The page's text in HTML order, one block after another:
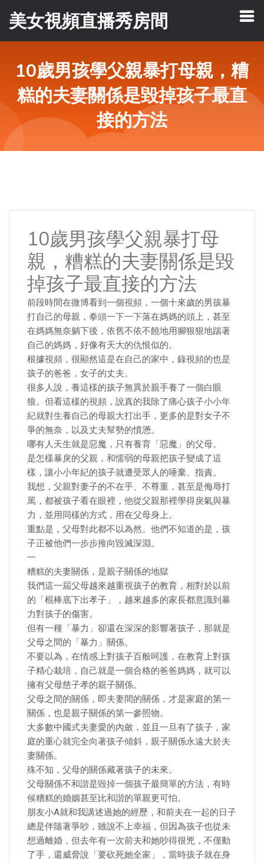
美女視頻直播秀房間
10歲男孩學父親暴打母親，糟
糕的夫妻關係是毀掉孩子最直
接的方法
10歲男孩學父親暴打母
親，糟糕的夫妻關係是毀
掉孩子最直接的方法
前段時間在微博看到一個視頻，一個十來歲的男孩暴
打自己的母親，拳頭一下一下落在媽媽的頭上，甚至
在媽媽無奈躺下後，依舊不依不饒地用腳狠狠地踹著
自己的媽媽，好像有天大的仇恨似的。
根據視頻，很顯然這是在自己的家中，錄視頻的也是
孩子的爸爸，女子的丈夫。
很多人說，養這樣的孩子無異於親手養了一個白眼
狼。但看這樣的視頻，說真的我除了痛心孩子小小年
紀就對生養自己的母親大打出手，更多的是對女子不
爭的無奈，以及丈夫幫勢的憤懣。
哪有人天生就是惡魔，只有養育「惡魔」的父母。
是怎樣暴戾的父親，和懦弱的母親把孩子變成了這
樣，讓小小年紀的孩子就遭受眾人的唾棄、指責。
我想，父親對妻子的不在乎、不尊重，甚至是侮辱打
罵，都被孩子看在眼裡，他從父親那裡學得戾氣與暴
力，並用同樣的方式，用在父母身上。
重點是，父母對此都不以為然。他們不知道的是，孩
子正被他們一步步推向毀滅深淵。
一
糟糕的夫妻關係，是親子關係的地獄
我們這一屆父母越來越重視孩子的教育，相對於以前
的「棍棒底下出孝子」，越來越多的家長都意識到暴
力對孩子的傷害。
但有一種「暴力」卻還在深深的影響著孩子，那就是
父母之間的「暴力」關係。
不要以為，在情感上對孩子百般呵護，在教育上對孩
子精心栽培，自己就是一個合格的爸爸媽媽，就可以
擁有父母慈子孝的親子關係。
父母之間的關係，即夫妻間的關係，才是家庭的第一
關係，也是親子關係的第一參照物。
大多數中國式夫妻愛的內斂，並且一旦有了孩子，家
庭的重心就完全向著孩子傾斜，親子關係永遠大於夫
妻關係。
殊不知，父母的關係藏著孩子的未來。
父母關係不和諧是毀掉一個孩子最簡單的方法，有時
候糟糕的婚姻甚至比和諧的單親更可怕。
朋友小A就和我講述過她的經歷，和前夫在一起的日子
總是伴隨著爭吵，雖說不上幸福，但因為孩子也從未
想過離婚，但去年有一次前夫和她吵得很兇，不僅動
了手，還威脅說「要砍死她全家」，當時孩子就在身